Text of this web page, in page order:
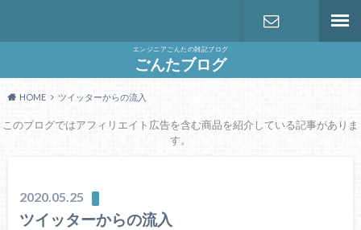
エンジニアごんたの雑記ブログ
ごんたブログ
HOME ツイッターからの流入
このブログではアフィリエイト広告を含む商品を紹介している記事がありま
す。
2020.05.25
ツイッターからの流入